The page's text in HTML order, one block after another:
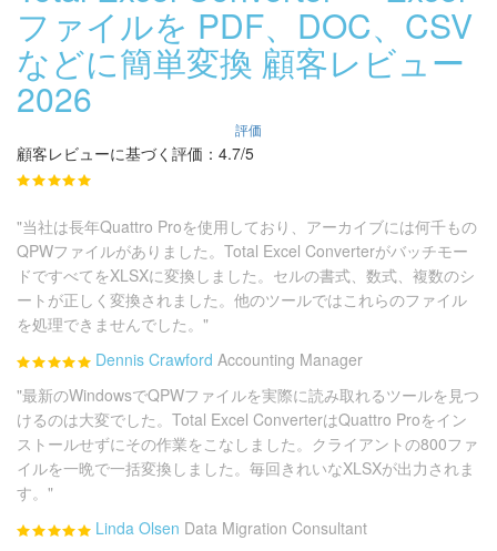
ファイルを PDF、DOC、CSV
などに簡単変換 顧客レビュー
2026
評価
顧客レビューに基づく評価：4.7/5
"当社は長年Quattro Proを使用しており、アーカイブには何千もの
QPWファイルがありました。Total Excel Converterがバッチモー
ドですべてをXLSXに変換しました。セルの書式、数式、複数のシ
ートが正しく変換されました。他のツールではこれらのファイル
を処理できませんでした。"
Dennis Crawford Accounting Manager
"最新のWindowsでQPWファイルを実際に読み取れるツールを見つ
けるのは大変でした。Total Excel ConverterはQuattro Proをイン
ストールせずにその作業をこなしました。クライアントの800ファ
イルを一晩で一括変換しました。毎回きれいなXLSXが出力されま
す。"
Linda Olsen Data Migration Consultant